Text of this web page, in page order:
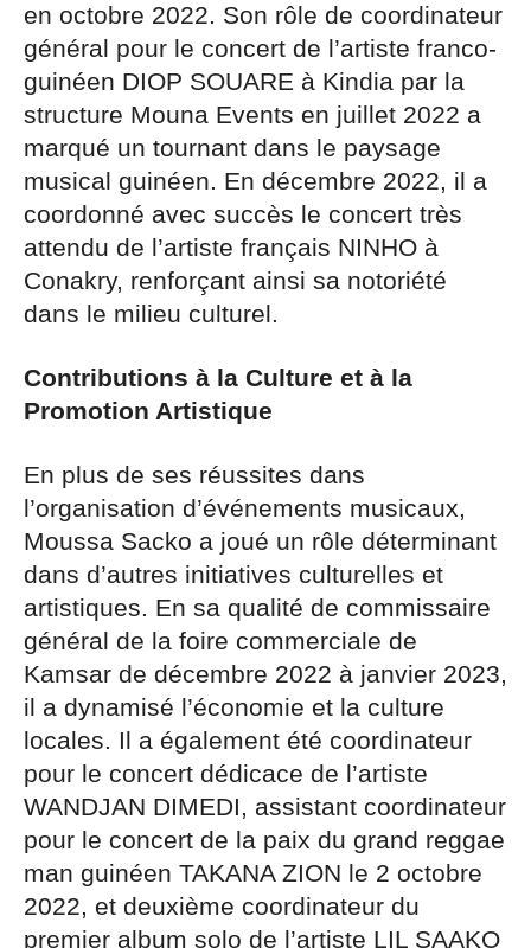
en octobre 2022. Son rôle de coordinateur
général pour le concert de l’artiste franco-
guinéen DIOP SOUARE à Kindia par la
structure Mouna Events en juillet 2022 a
marqué un tournant dans le paysage
musical guinéen. En décembre 2022, il a
coordonné avec succès le concert très
attendu de l’artiste français NINHO à
Conakry, renforçant ainsi sa notoriété
dans le milieu culturel.
Contributions à la Culture et à la
Promotion Artistique
En plus de ses réussites dans
l’organisation d’événements musicaux,
Moussa Sacko a joué un rôle déterminant
dans d’autres initiatives culturelles et
artistiques. En sa qualité de commissaire
général de la foire commerciale de
Kamsar de décembre 2022 à janvier 2023,
il a dynamisé l’économie et la culture
locales. Il a également été coordinateur
pour le concert dédicace de l’artiste
WANDJAN DIMEDI, assistant coordinateur
pour le concert de la paix du grand reggae
man guinéen TAKANA ZION le 2 octobre
2022, et deuxième coordinateur du
premier album solo de l’artiste LIL SAAKO